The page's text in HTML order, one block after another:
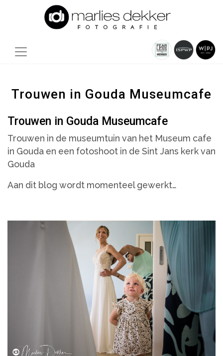
Trouwen in Gouda Museumcafe
Trouwen in Gouda Museumcafe
Trouwen in de museumtuin van het Museum cafe
in Gouda en een fotoshoot in de Sint Jans kerk van
Gouda
Aan dit blog wordt momenteel gewerkt…